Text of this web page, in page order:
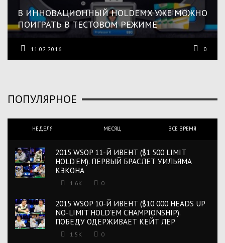
В ИННОВАЦИОННЫЙ HOLDEMX УЖЕ МОЖНО
ПОИГРАТЬ В ТЕСТОВОМ РЕЖИМЕ
11.02.2016 0
ПОПУЛЯРНОЕ
НЕДЕЛЯ МЕСЯЦ ВСЕ ВРЕМЯ
2015 WSOP 11-Й ИВЕНТ ($1 500 LIMIT
HOLD’EM). ПЕРВЫЙ БРАСЛЕТ УИЛЬЯМА
КЭКОНА
1.6K 0
2015 WSOP 10-Й ИВЕНТ ($10 000 HEADS UP
NO-LIMIT HOLD’EM CHAMPIONSHIP).
ПОБЕДУ ОДЕРЖИВАЕТ КЕЙТ ЛЕР
1.5K 0